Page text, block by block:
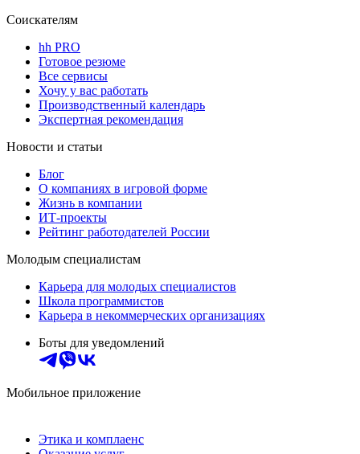
Соискателям
hh PRO
Готовое резюме
Все сервисы
Хочу у вас работать
Производственный календарь
Экспертная рекомендация
Новости и статьи
Блог
О компаниях в игровой форме
Жизнь в компании
ИТ-проекты
Рейтинг работодателей России
Молодым специалистам
Карьера для молодых специалистов
Школа программистов
Карьера в некоммерческих организациях
Боты для уведомлений
Мобильное приложение
Этика и комплаенс